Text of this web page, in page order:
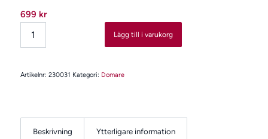
699 kr
Lägg till i varukorg
Artikelnr: 230031 Kategori: Domare
Beskrivning Ytterligare information